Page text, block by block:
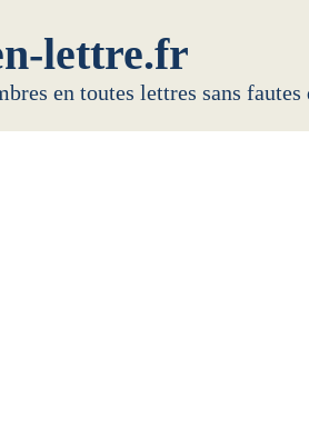
lettre.fr
en toutes lettres sans